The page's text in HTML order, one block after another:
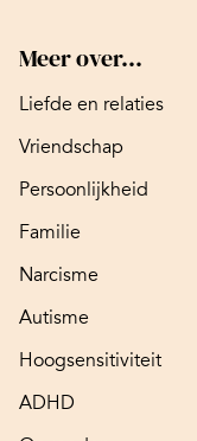
Meer over...
Liefde en relaties
Vriendschap
Persoonlijkheid
Familie
Narcisme
Autisme
Hoogsensitiviteit
ADHD